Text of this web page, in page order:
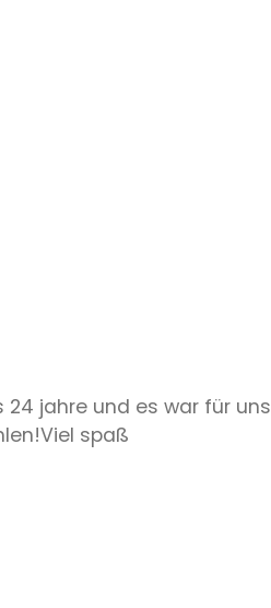
jahre und es war für uns
spaß